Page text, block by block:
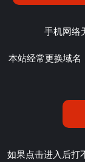
手机网络
本站经常更换域名
如果点击进入后打